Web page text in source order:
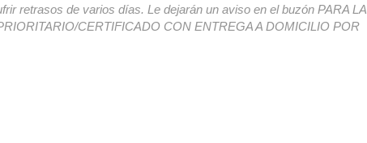
retrasos de varios días. Le dejarán un aviso en el buzón PARA LA
CERTIFICADO CON ENTREGA A DOMICILIO POR